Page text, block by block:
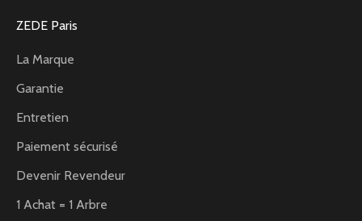
ZEDE Paris
La Marque
Garantie
Entretien
Paiement sécurisé
Devenir Revendeur
1 Achat = 1 Arbre